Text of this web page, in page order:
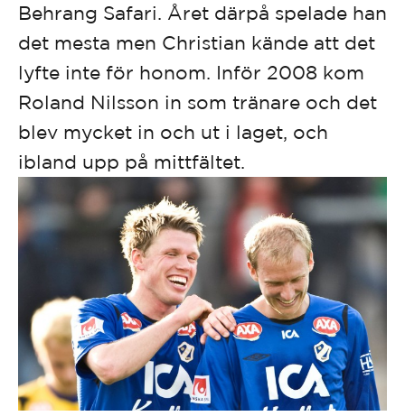
Behrang Safari. Året därpå spelade han
det mesta men Christian kände att det
lyfte inte för honom. Inför 2008 kom
Roland Nilsson in som tränare och det
blev mycket in och ut i laget, och
ibland upp på mittfältet.